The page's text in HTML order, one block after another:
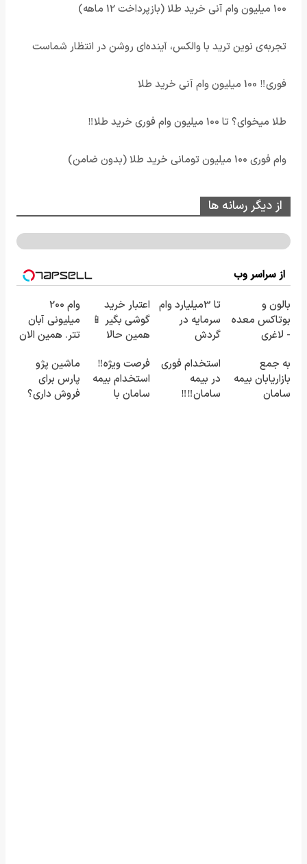
100 میلیون وام آنی خرید طلا (بازپرداخت 12 ماهه)
تجربه‌ی نوین ترید با والکس، آینده‌ای روشن در انتظار شماست
فوری‼️ 100 میلیون وام آنی خرید طلا
طلا میخوای؟ تا 100 میلیون وام فوری خرید طلا‼️
وام فوری 100 میلیون تومانی خرید طلا (بدون ضامن)
از دیگر رسانه ها
از سراسر وب
بالون و
بوتاکس معده
- لاغری
جراحی
تا 3میلیارد وام
سرمایه در
گردش
فروشگاهت رو
ثبت کن
اعتبار خرید
گوشی بگیر 📱
همین حالا
اعتبار بده 🎯
وام 200
میلیونی آبان
تتر. همین الان
کن!
به جمع
بازاریابان بیمه
سامان
استخدام فوری
در بیمه
سامان‼️‼️
فرصت ویژه‼️
استخدام بیمه
سامان با
ماشین پژو
پارس برای
فروش داری؟